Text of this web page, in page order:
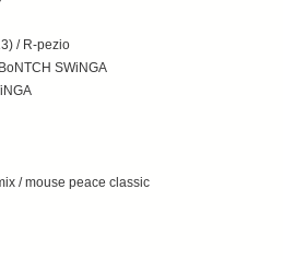
/ R-pezio
SWiNGA
/ mouse peace classic